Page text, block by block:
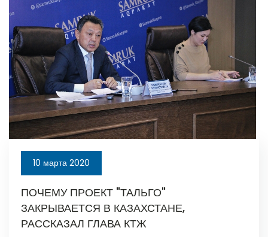
10 марта 2020
ПОЧЕМУ ПРОЕКТ "ТАЛЬГО"
ЗАКРЫВАЕТСЯ В КАЗАХСТАНЕ,
РАССКАЗАЛ ГЛАВА КТЖ